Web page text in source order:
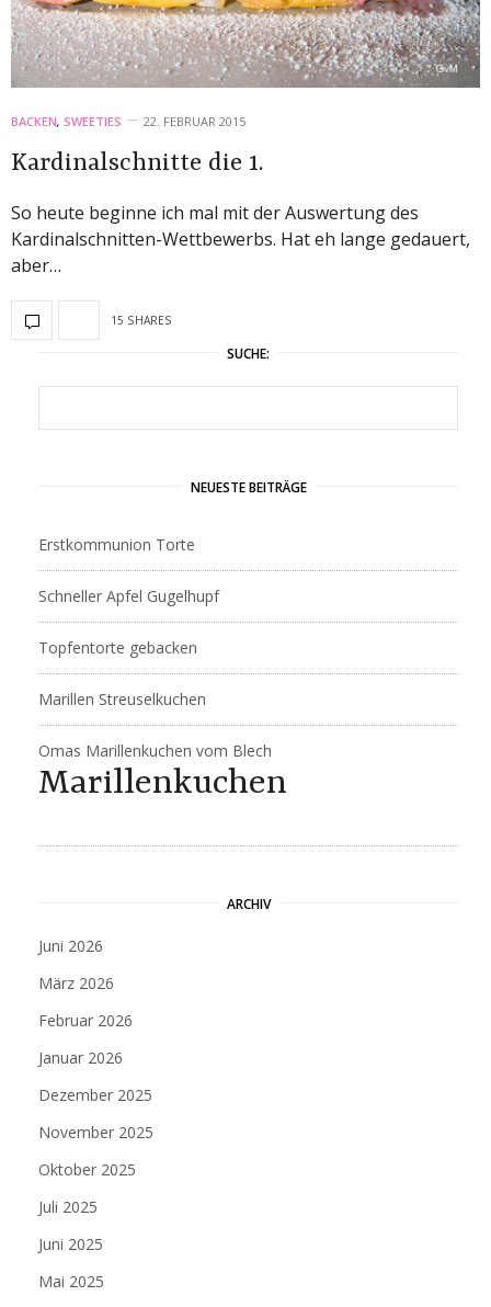
BACKEN, SWEETIES 22. FEBRUAR 2015
Kardinalschnitte die 1.
So heute beginne ich mal mit der Auswertung des
Kardinalschnitten-Wettbewerbs. Hat eh lange gedauert,
aber…
15 SHARES
SUCHE:
NEUESTE BEITRÄGE
Erstkommunion Torte
Schneller Apfel Gugelhupf
Topfentorte gebacken
Marillen Streuselkuchen
Omas Marillenkuchen vom Blech
Marillenkuchen
ARCHIV
Juni 2026
März 2026
Februar 2026
Januar 2026
Dezember 2025
November 2025
Oktober 2025
Juli 2025
Juni 2025
Mai 2025